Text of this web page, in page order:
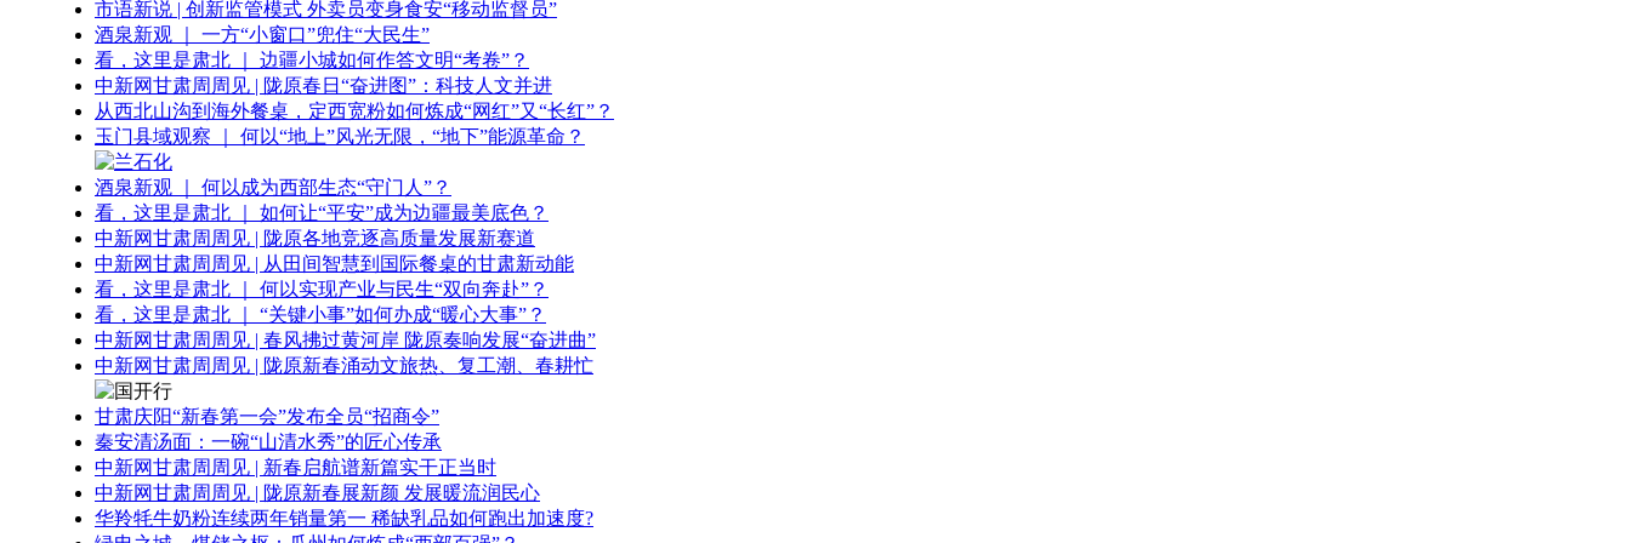
市语新说 | 创新监管模式 外卖员变身食安“移动监督员”
酒泉新观 ｜ 一方“小窗口”兜住“大民生”
看，这里是肃北 ｜ 边疆小城如何作答文明“考卷”？
中新网甘肃周周见 | 陇原春日“奋进图”：科技人文并进
从西北山沟到海外餐桌，定西宽粉如何炼成“网红”又“长红”？
玉门县域观察 ｜ 何以“地上”风光无限，“地下”能源革命？
酒泉新观 ｜ 何以成为西部生态“守门人”？
看，这里是肃北 ｜ 如何让“平安”成为边疆最美底色？
中新网甘肃周周见 | 陇原各地竞逐高质量发展新赛道
中新网甘肃周周见 | 从田间智慧到国际餐桌的甘肃新动能
看，这里是肃北 ｜ 何以实现产业与民生“双向奔赴”？
看，这里是肃北 ｜ “关键小事”如何办成“暖心大事”？
中新网甘肃周周见 | 春风拂过黄河岸 陇原奏响发展“奋进曲”
中新网甘肃周周见 | 陇原新春涌动文旅热、复工潮、春耕忙
甘肃庆阳“新春第一会”发布全员“招商令”
秦安清汤面：一碗“山清水秀”的匠心传承
中新网甘肃周周见 | 新春启航谱新篇实干正当时
中新网甘肃周周见 | 陇原新春展新颜 发展暖流润民心
华羚牦牛奶粉连续两年销量第一 稀缺乳品如何跑出加速度?